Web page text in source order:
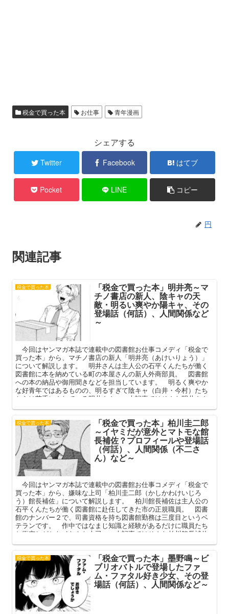
税金で買った本 お仕事 青年漫画
シェアする
Twitter Facebook はてブ
Pocket LINE コピー
円
関連記事
税金で買った本 「税金で買った本」明井亮～マ
チノ書店の新人、陰キャの天
敵・明るい爽やか陽キャ、その
登場話（何話）、人間関係など
～
今回はヤンマガ本誌で連載中の図書館お仕事コメディ「税金で
買った本」から、マチノ書店の新人「明井亮（あけいりょう）」
について解説します。 明井さんは主人公の石平くんたちが働く
図書館に本を納めている町の本屋さんの新人外商部員。 図書館
への本の納品や御用聞きなどを担当しています。 明るく爽やか
な好青年ではあるものの、明るすぎて陰キャ（白井・今村）たち
からは苦手にされている明井さん。 本記事ではそんな明井さん
税金で買った本 「税金で買った本」柏川圭二郎
～イヤミだが意外とマトモな館
長補佐？プロフィールや登場話
（何話）、人間関係（不二さ
ん）など～
今回はヤンマガ本誌で連載中の図書館お仕事コメディ「税金で
買った本」から、嫌味な上司「柏川圭二郎（かしかわけいじろ
う）館長補佐」について解説します。 柏川館長補佐は主人公の
石平くんたちが働く図書館に赴任してきた市の正規職員。 図書
館のナンバー２で、司書資格を持ち図書館勤務は三度目というベ
テランです。 作中ではなまじ知識と経験があるだけに職員たち
と衝突しがちなイヤミな上司。 本記事ではそんな柏川館長補佐
税金で買った本 「税金で買った本」墨野鳴～ビ
ブリオバトルで登場したファ
ム・ファタル好き少女、その登
場話（何話）、人間関係など～